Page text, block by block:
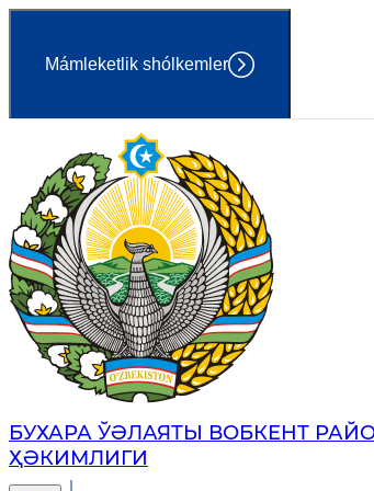
Mámleketlik shólkemler
БУХАРА ЎӘЛАЯТЫ ВОБКЕНТ
ҲӘКИМЛИГИ